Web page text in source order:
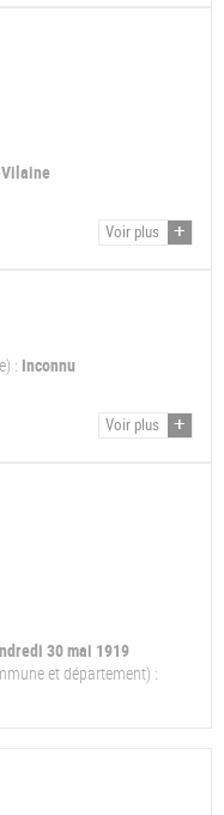
Voir plus
: Inconnu
Voir plus
30 mai 1919
et département) :